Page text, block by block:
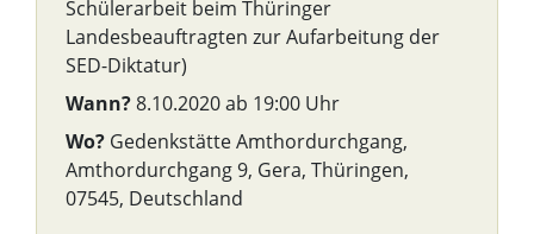
Schülerarbeit beim Thüringer
Landesbeauftragten zur Aufarbeitung der
SED-Diktatur)
Wann?8.10.2020 ab 19:00 Uhr
Wo? Gedenkstätte Amthordurchgang,
Amthordurchgang 9, Gera, Thüringen,
07545, Deutschland